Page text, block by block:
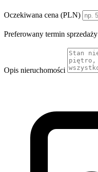
Oczekiwana cena (PLN)
Preferowany termin sprzedaży
Opis nieruchomości